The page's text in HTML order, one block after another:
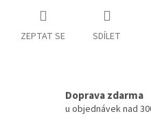
ZEPTAT SE SDÍLET
Doprava zdarma
u objednávek nad